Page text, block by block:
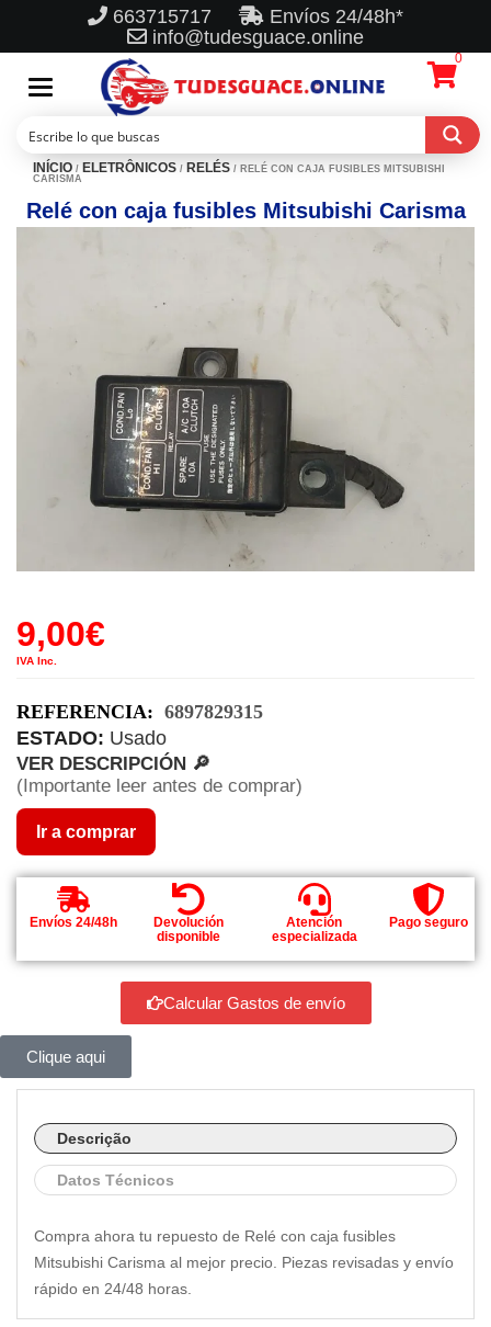
663715717
Envíos 24/48h*
info@tudesguace.online
Toggle
navigation
0
INÍCIO / ELETRÔNICOS / RELÉS / RELÉ CON CAJA FUSIBLES MITSUBISHI
CARISMA
Relé con caja fusibles Mitsubishi Carisma
9,00€
IVA Inc.
REFERENCIA: 6897829315
ESTADO: Usado
VER DESCRIPCIÓN 🔎
(Importante leer antes de comprar)
Ir a comprar
Envíos 24/48h
Devolución
disponible
Atención
especializada
Pago seguro
Calcular Gastos de envío
Clique aqui
Descrição
Datos Técnicos
Compra ahora tu repuesto de Relé con caja fusibles
Mitsubishi Carisma al mejor precio. Piezas revisadas y envío
rápido en 24/48 horas.